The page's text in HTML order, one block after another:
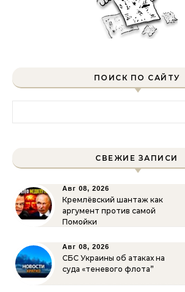
ПОИСК ПО САЙТУ
СВЕЖИЕ ЗАПИСИ
Авг 08, 2026
Кремлёвский шантаж как
аргумент против самой
Помойки
Авг 08, 2026
СБС Украины об атаках на
суда «теневого флота”